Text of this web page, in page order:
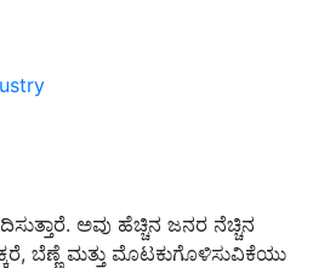
ಅವು ಹೆಚ್ಚಿನ ಜನರ ನೆಚ್ಚಿನ
ಬೆಣ್ಣೆ ಮತ್ತು ಮೊಟಕುಗೊಳಿಸುವಿಕೆಯು